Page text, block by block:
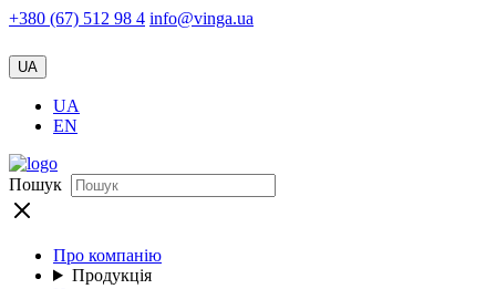
+380 (67) 512 98 4 info@vinga.ua
UA
UA
EN
Пошук
Про компанію
Продукція